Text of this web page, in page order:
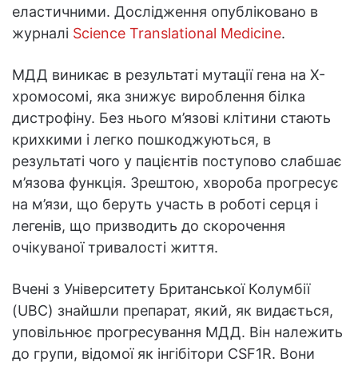
еластичними. Дослідження опубліковано в
журналі Science Translational Medicine.
МДД виникає в результаті мутації гена на Х-
хромосомі, яка знижує вироблення білка
дистрофіну. Без нього м’язові клітини стають
крихкими і легко пошкоджуються, в
результаті чого у пацієнтів поступово слабшає
м’язова функція. Зрештою, хвороба прогресує
на м’язи, що беруть участь в роботі серця і
легенів, що призводить до скорочення
очікуваної тривалості життя.
Вчені з Університету Британської Колумбії
(UBC) знайшли препарат, який, як видається,
уповільнює прогресування МДД. Він належить
до групи, відомої як інгібітори CSF1R. Вони